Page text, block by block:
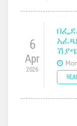
6
Apr
2026